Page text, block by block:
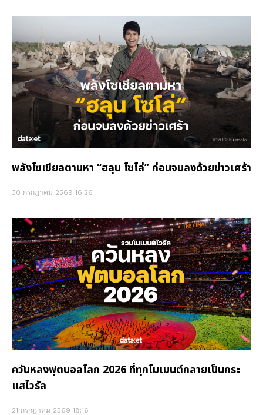
พลังโซเชียลตามหา “ฮลุน โซโล่” ก่อนจบลงด้วยข่าวเศร้า
30 กรกฎาคม 2569 16:26
ควันหลงฟุตบอลโลก 2026 ที่ทุกโมเมนต์กลายเป็นกระ
แสไวรัล
21 กรกฎาคม 2569 18:16